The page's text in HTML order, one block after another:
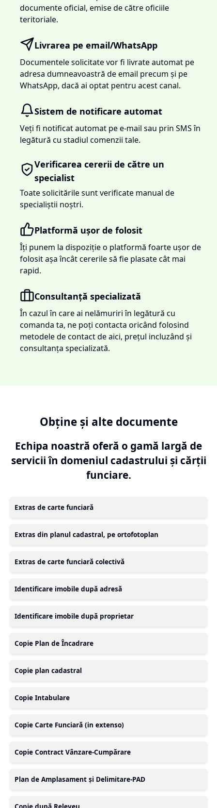
documente oficial, emise de către oficiile
teritoriale.
Livrarea pe email/WhatsApp
Documentele solicitate vor fi livrate automat pe
adresa dumneavoastră de email precum și pe
WhatsApp, dacă ai optat pentru acest canal.
Sistem de notificare automat
Veți fi notificat automat pe e-mail sau prin SMS în
legătură cu stadiul comenzii tale.
Verificarea cererii de către un
specialist
Toate solicitările sunt verificate manual de
specialiștii noștri.
Platformă ușor de folosit
Îți punem la dispoziție o platformă foarte ușor de
folosit așa încât cererile să fie plasate cât mai
rapid.
Consultanță specializată
În cazul în care ai nelămuriri în legătură cu
comanda ta, ne poți contacta oricând folosind
metodele de contact de aici, prețul incluzând și
consultanța specializată.
Obține și alte documente
Echipa noastră oferă o gamă largă de
servicii în domeniul cadastrului și cărții
funciare.
Extras de carte funciară
Extras din planul cadastral, pe ortofotoplan
Extras de carte funciară colectivă
Identificare imobile după adresă
Identificare imobile după proprietar
Copie Plan de Încadrare
Copie plan cadastral
Copie Intabulare
Copie Carte Funciară (in extenso)
Copie Contract Vânzare-Cumpărare
Plan de Amplasament și Delimitare-PAD
Copie după Releveu